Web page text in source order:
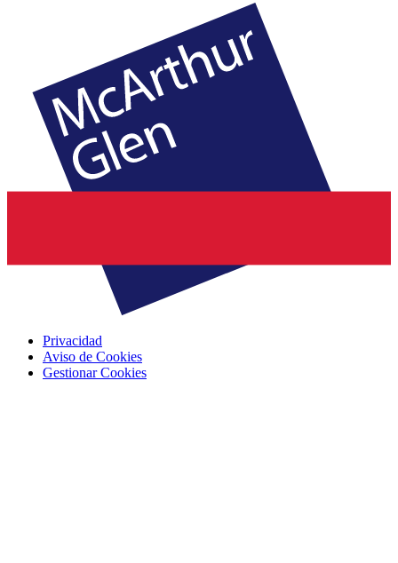
Privacidad
Aviso de Cookies
Gestionar Cookies